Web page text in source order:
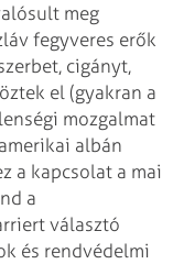
meg
fegyveres erők
cigányt,
el (gyakran a
mozgalmat
albán
a kapcsolat a mai
a
választó
és rendvédelmi